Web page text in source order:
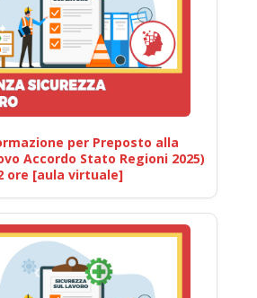
per Preposto alla
Accordo Stato Regioni 2025)
ore [aula virtuale]